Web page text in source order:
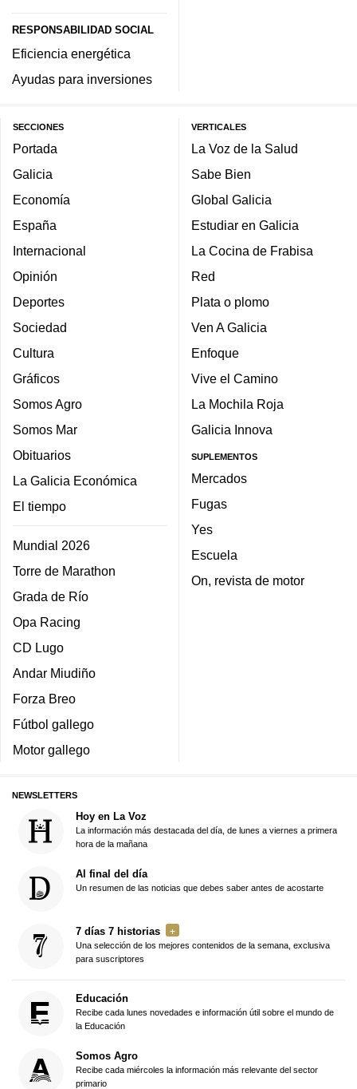
RESPONSABILIDAD SOCIAL
Eficiencia energética
Ayudas para inversiones
SECCIONES
Portada
Galicia
Economía
España
Internacional
Opinión
Deportes
Sociedad
Cultura
Gráficos
Somos Agro
Somos Mar
Obituarios
La Galicia Económica
El tiempo
Mundial 2026
Torre de Marathon
Grada de Río
Opa Racing
CD Lugo
Andar Miudiño
Forza Breo
Fútbol gallego
Motor gallego
VERTICALES
La Voz de la Salud
Sabe Bien
Global Galicia
Estudiar en Galicia
La Cocina de Frabisa
Red
Plata o plomo
Ven A Galicia
Enfoque
Vive el Camino
La Mochila Roja
Galicia Innova
SUPLEMENTOS
Mercados
Fugas
Yes
Escuela
On, revista de motor
NEWSLETTERS
Hoy en La Voz
La información más destacada del día, de lunes a viernes a primera
hora de la mañana
Al final del día
Un resumen de las noticias que debes saber antes de acostarte
7 días 7 historias
Una selección de los mejores contenidos de la semana, exclusiva
para suscriptores
Educación
Recibe cada lunes novedades e información útil sobre el mundo de
la Educación
Somos Agro
Recibe cada miércoles la información más relevante del sector
primario